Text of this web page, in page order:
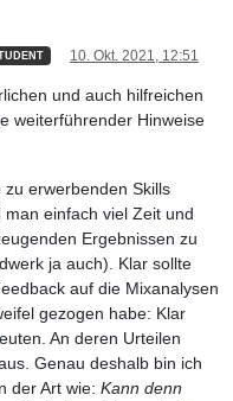
10. Okt. 2021, 12:51
und auch hilfreichen
weiterführender Hinweise
erwerbenden Skills
einfach viel Zeit und
Ergebnissen zu
ja auch). Klar sollte
auf die Mixanalysen
gezogen habe: Klar
An deren Urteilen
Genau deshalb bin ich
der Art wie: Kann denn